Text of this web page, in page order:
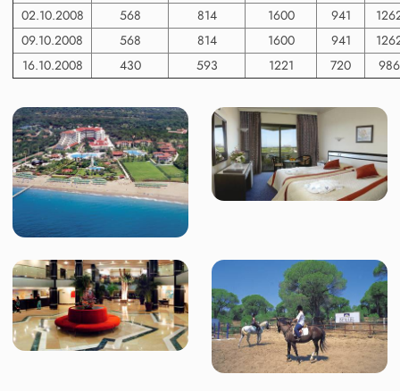
02.10.2008
568 814 1600 941
09.10.2008
568 814 1600 941
16.10.2008
430 593 1221 720 986